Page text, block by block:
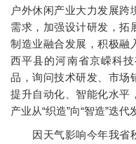
户外休闲产业大力发展跨
需求，加强设计研发，拓
制造业融合发展，积极融
西平县的河南省京嵘科
品，询问技术研发、市场
提升自动化、智能化水平
产业从“织造”向“智造”迭代
因天气影响今年我省秋